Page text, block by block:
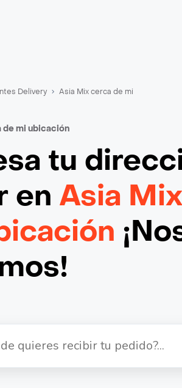
Delivery Asia Mix cerca de mi
de mi ubicación
tu
en Asia